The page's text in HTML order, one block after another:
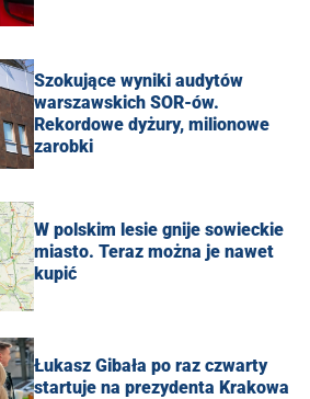
Szokujące wyniki audytów
warszawskich SOR-ów.
Rekordowe dyżury, milionowe
zarobki
W polskim lesie gnije sowieckie
miasto. Teraz można je nawet
kupić
Łukasz Gibała po raz czwarty
startuje na prezydenta Krakowa